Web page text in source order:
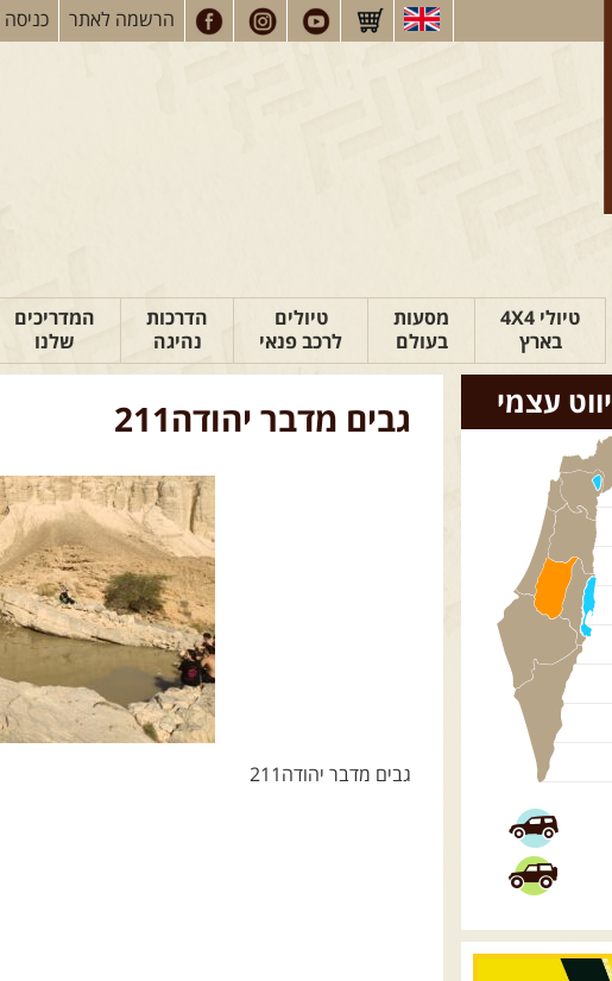
הרשמה לאתר כניסה
טיולי 4X4
בארץ
מסעות
בעולם
טיולים
לרכב פנאי
הדרכות
נהיגה
המדריכים
שלנו
גבים מדבר יהודה211
גבים מדבר יהודה211
עצמי